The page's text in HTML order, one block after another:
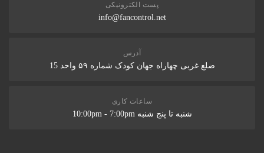
پست الکترونیکی
info@fancontrol.net
آدرس
ضلع غربی چهاراه جهان کودک شماره ۵۹ واحد 15
ساعات کاری
شنبه تا پنج شنبه 10:00pm - 7:00pm